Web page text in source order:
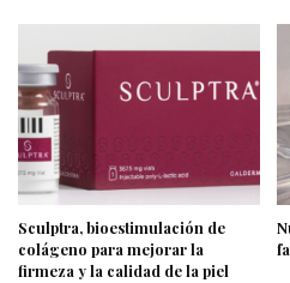
Sculptra, bioestimulación de
colágeno para mejorar la
firmeza y la calidad de la piel